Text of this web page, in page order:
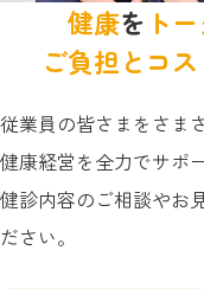
健康を ト
ご負担とコス
従業員の皆さまをさま
健康経営を全力でサポ
健診内容のご相談やお
ださい。